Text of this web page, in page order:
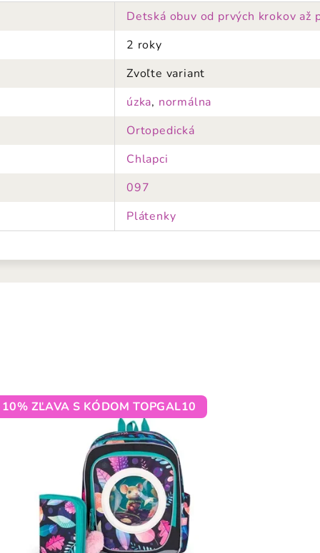
Detská obuv od prvých krokov až
2 roky
Zvoľte variant
úzka, normálna
Ortopedická
Chlapci
097
Plátenky
10% ZĽAVA S KÓDOM TOPGAL10